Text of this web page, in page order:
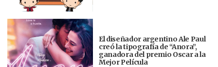
El diseñador argentino Ale Paul
creó la tipografía de “Anora”,
ganadora del premio Oscar a la
Mejor Película